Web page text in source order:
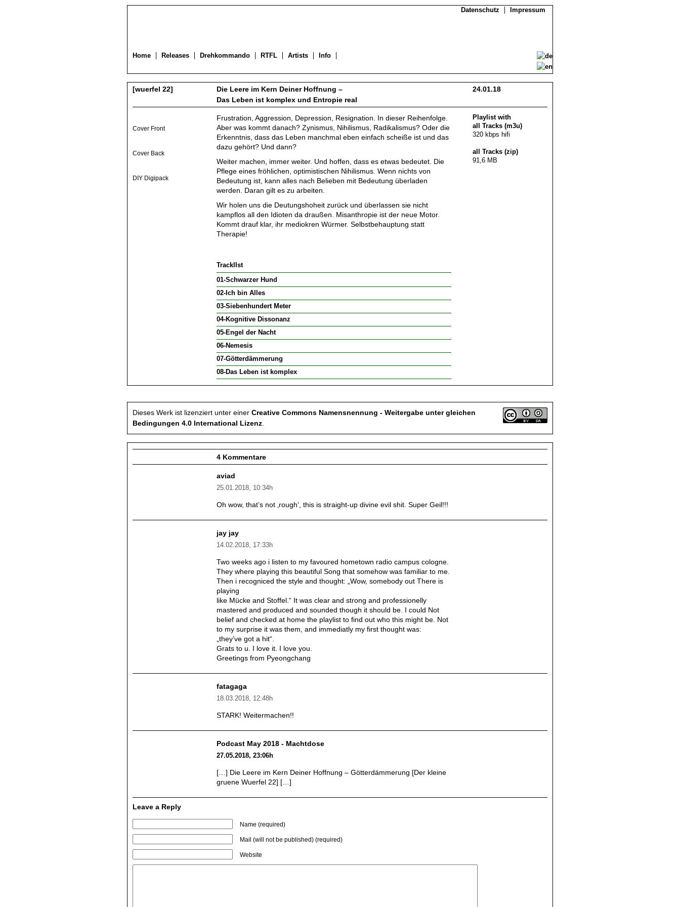
Datenschutz Impressum
Home Releases Drehkommando RTFL Artists Info
24.01.18
[wuerfel 22]
Die Leere im Kern Deiner Hoffnung –
Das Leben ist komplex und Entropie real
Playlist with
all Tracks (m3u)
320 kbps hifi
all Tracks (zip)
91,6 MB
Cover Front
Cover Back
DIY Digipack
Frustration, Aggression, Depression, Resignation. In dieser Reihenfolge.
Aber was kommt danach? Zynismus, Nihilismus, Radikalismus? Oder die
Erkenntnis, dass das Leben manchmal eben einfach scheiße ist und das
dazu gehört? Und dann?
Weiter machen, immer weiter. Und hoffen, dass es etwas bedeutet. Die
Pflege eines fröhlichen, optimistischen Nihilismus. Wenn nichts von
Bedeutung ist, kann alles nach Belieben mit Bedeutung überladen
werden. Daran gilt es zu arbeiten.
Wir holen uns die Deutungshoheit zurück und überlassen sie nicht
kampflos all den Idioten da draußen. Misanthropie ist der neue Motor.
Kommt drauf klar, ihr mediokren Würmer. Selbstbehauptung statt
Therapie!
TracklIst
01-Schwarzer Hund
02-Ich bin Alles
03-Siebenhundert Meter
04-Kognitive Dissonanz
05-Engel der Nacht
06-Nemesis
07-Götterdämmerung
08-Das Leben ist komplex
Dieses Werk ist lizenziert unter einer Creative Commons Namensnennung - Weitergabe unter gleichen
Bedingungen 4.0 International Lizenz
4 Kommentare
aviad
25.01.2018, 10:34h
Oh wow, that’s not ‚rough‘, this is straight-up divine evil shit. Super Geil!!!
jay jay
14.02.2018, 17:33h
Two weeks ago i listen to my favoured hometown radio campus cologne.
They where playing this beautiful Song that somehow was familiar to me.
Then i recogniced the style and thought: „Wow, somebody out There is
playing
like Mücke and Stoffel.“ It was clear and strong and professionelly
mastered and produced and sounded though it should be. I could Not
belief and checked at home the playlist to find out who this might be. Not
to my surprise it was them, and immediatly my first thought was:
„they’ve got a hit“.
Grats to u. I love it. I love you.
Greetings from Pyeongchang
fatagaga
18.03.2018, 12:48h
STARK! Weitermachen!!
Podcast May 2018 - Machtdose
27.05.2018, 23:06h
[…] Die Leere im Kern Deiner Hoffnung – Götterdämmerung [Der kleine
gruene Wuerfel 22] […]
Leave a Reply
Name (required)
Mail (will not be published) (required)
Website